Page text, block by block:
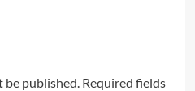
published. Required fields